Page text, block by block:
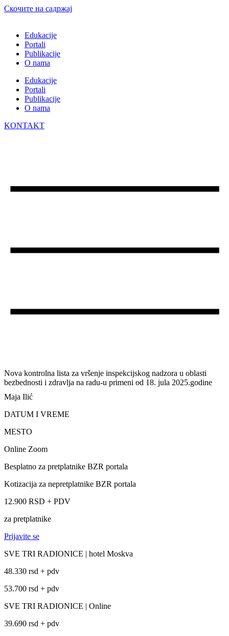
Скочите на садржај
Edukacije
Portali
Publikacije
O nama
Edukacije
Portali
Publikacije
O nama
KONTAKT
Nova kontrolna lista za vršenje inspekcijskog nadzora u oblasti
bezbednosti i zdravlja na radu-u primeni od 18. jula 2025.godine
Maja Ilić
DATUM I VREME
MESTO
Online Zoom
Besplatno za pretplatnike BZR portala
Kotizacija za nepretplatnike BZR portala
12.900 RSD + PDV
za pretplatnike
Prijavite se
SVE TRI RADIONICE | hotel Moskva
48.330 rsd + pdv
53.700 rsd + pdv
SVE TRI RADIONICE | Online
39.690 rsd + pdv